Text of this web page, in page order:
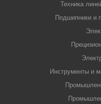
Техника
Подшипники и
Инструменты и